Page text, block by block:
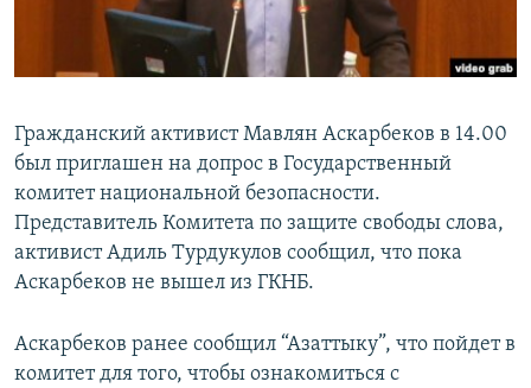
Гражданский активист Мавлян Аскарбеков в 14.00
был приглашен на допрос в Государственный
комитет национальной безопасности.
Представитель Комитета по защите свободы слова,
активист Адиль Турдукулов сообщил, что пока
Аскарбеков не вышел из ГКНБ.
Аскарбеков ранее сообщил “Азаттыку”, что пойдет в
комитет для того, чтобы ознакомиться с